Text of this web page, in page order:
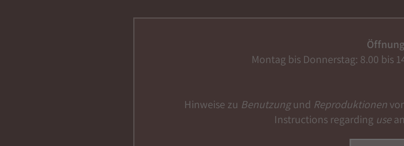
Montag bis Donnerstag: 8.00 bis
Hinweise zu Benutzungund Reproduktionen
Instructions regarding use